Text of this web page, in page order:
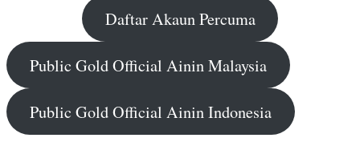
Daftar Akaun Percuma
Public Gold Official Ainin Malaysia
Public Gold Official Ainin Indonesia